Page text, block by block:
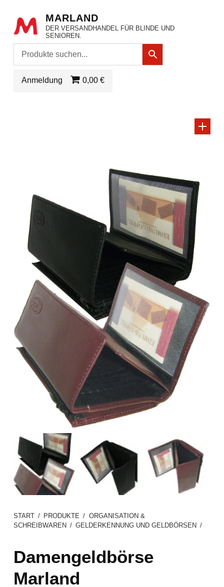
MARLAND
DER VERSANDHANDEL FÜR BLINDE UND
SENIOREN.
Anmeldung 0,00 €
START / PRODUKTE / ORGANISATION &
SCHREIBWAREN / GELDERKENNUNG UND GELDBÖRSEN /
Damengeldbörse
Marland